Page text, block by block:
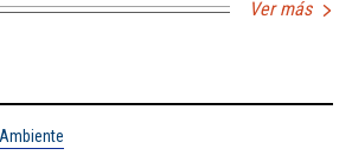
Ver más